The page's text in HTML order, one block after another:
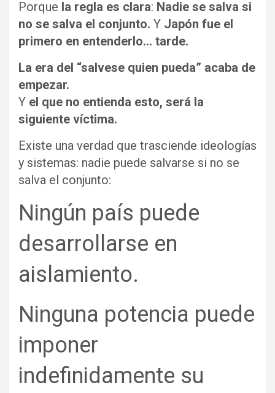
Porque la regla es clara: Nadie se salva si
no se salva el conjunto. Y Japón fue el
primero en entenderlo… tarde.
La era del “salvese quien pueda” acaba de
empezar.
Y el que no entienda esto, será la
siguiente víctima.
Existe una verdad que trasciende ideologías
y sistemas: nadie puede salvarse si no se
salva el conjunto:
Ningún país puede
desarrollarse en
aislamiento.
Ninguna potencia puede
imponer
indefinidamente su